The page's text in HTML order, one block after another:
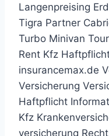
Langenpreising
Tigra Partner
Turbo Minivan
Rent Kfz
insurancemax.de
Versicherung
Haftpflicht
Kfz
versicherung